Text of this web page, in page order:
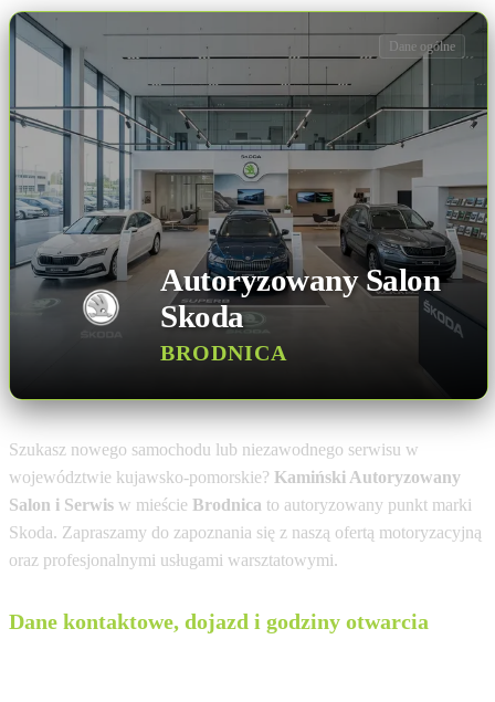
Autoryzowany Salon
Skoda
BRODNICA
Dane ogólne
Szukasz nowego samochodu lub niezawodnego serwisu w
województwie kujawsko-pomorskie? Kamiński Autoryzowany
Salon i Serwis w mieście Brodnica to autoryzowany punkt marki
Skoda. Zapraszamy do zapoznania się z naszą ofertą motoryzacyjną
oraz profesjonalnymi usługami warsztatowymi.
Dane kontaktowe, dojazd i godziny otwarcia